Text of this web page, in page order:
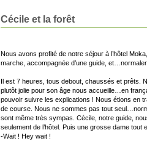
Cécile et la forêt
Nous avons profité de notre séjour à l’hôtel
marche, accompagnée d’une guide,
Il est 7 heures, tous debout, chaussés et prêts.
plutôt jolie pour son âge nous accueille…en
pouvoir suivre les explications ! Nous étions en
de course. Nous ne sommes pas tout
sont même très sympas. Cécile, notre guide,
seulement de l’hôtel. Puis une grosse dame tout
-Wait ! Hey wait !